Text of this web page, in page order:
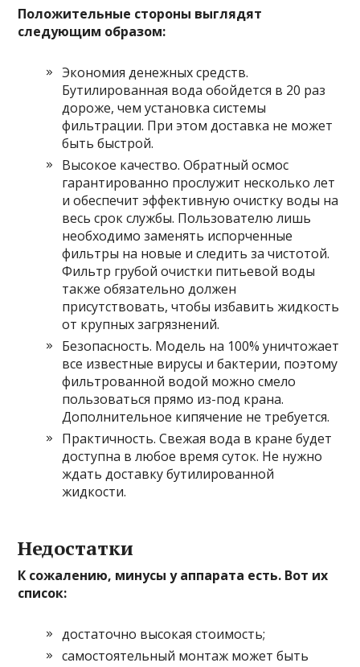
Положительные стороны выглядят
следующим образом:
Экономия денежных средств.
Бутилированная вода обойдется в 20 раз
дороже, чем установка системы
фильтрации. При этом доставка не может
быть быстрой.
Высокое качество. Обратный осмос
гарантированно прослужит несколько лет
и обеспечит эффективную очистку воды на
весь срок службы. Пользователю лишь
необходимо заменять испорченные
фильтры на новые и следить за чистотой.
Фильтр грубой очистки питьевой воды
также обязательно должен
присутствовать, чтобы избавить жидкость
от крупных загрязнений.
Безопасность. Модель на 100% уничтожает
все известные вирусы и бактерии, поэтому
фильтрованной водой можно смело
пользоваться прямо из-под крана.
Дополнительное кипячение не требуется.
Практичность. Свежая вода в кране будет
доступна в любое время суток. Не нужно
ждать доставку бутилированной
жидкости.
Недостатки
К сожалению, минусы у аппарата есть. Вот их
список:
достаточно высокая стоимость;
самостоятельный монтаж может быть